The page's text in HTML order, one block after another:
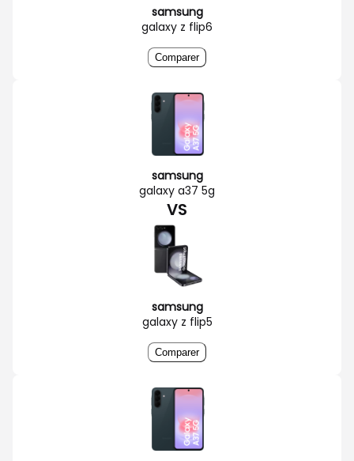
samsung
galaxy z flip6
Comparer
samsung
galaxy a37 5g
VS
samsung
galaxy z flip5
Comparer